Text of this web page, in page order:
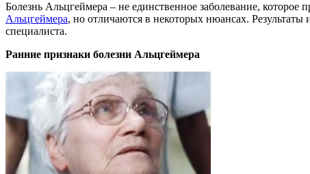
Болезнь Альцгеймера – не единственное заболевание,
Альцгеймера, но отличаются в некоторых нюансах.
специалиста.
Ранние признаки болезни Альцгеймера